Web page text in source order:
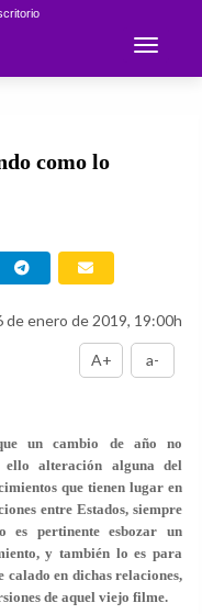
Toggle
como lo
de enero de 2019, 19:00h
A+ a-
un cambio de año no
ello alteración alguna del
que tienen lugar en
entre Estados, siempre
es pertinente esbozar un
y también lo es para
en dichas relaciones,
de aquel viejo filme.